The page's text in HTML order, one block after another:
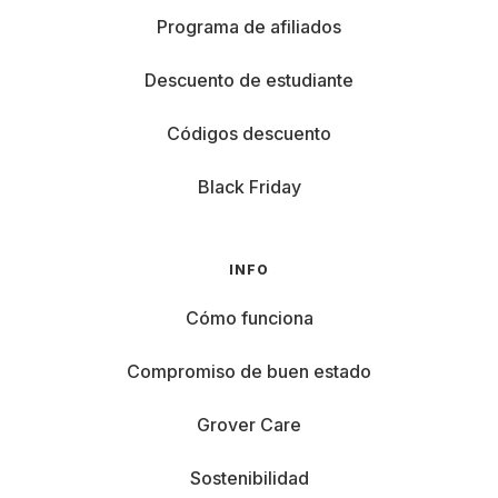
Programa de afiliados
Descuento de estudiante
Códigos descuento
Black Friday
INFO
Cómo funciona
Compromiso de buen estado
Grover Care
Sostenibilidad